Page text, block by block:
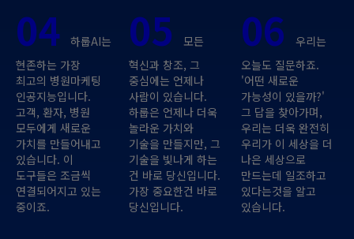
04
하룹AI는
현존하는 가장
최고의 병원마케팅
인공지능입니다.
고객, 환자, 병원
모두에게 새로운
가치를 만들어내고
있습니다. 이
도구들은 조금씩
연결되어지고 있는
중이죠.
05
모든
혁신과 창조, 그
중심에는 언제나
사람이 있습니다.
하룹은 언제나 더욱
놀라운 가치와
기술을 만들지만, 그
기술을 빛나게 하는
건 바로 당신입니다.
가장 중요한건 바로
당신입니다.
06우리는
오늘도 질문하죠.
'어떤 새로운
가능성이 있을까?'
그 답을 찾아가며,
우리는 더욱 완전히
우리가 이 세상을 더
나은 세상으로
만드는데 일조하고
있다는것을 알고
있습니다.